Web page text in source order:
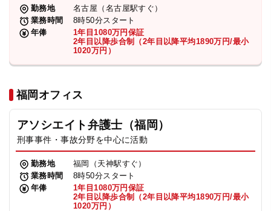
勤務地
名古屋（名古屋駅すぐ）
業務時間
8時50分スタート
年俸
1年目1080万円保証
2年目以降歩合制（2年目以降平均1890万円/最小
1020万円）
福岡オフィス
アソシエイト弁護士（福岡）
刑事事件・事故分野を中心に活動
勤務地
福岡（天神駅すぐ）
業務時間
8時50分スタート
年俸
1年目1080万円保証
2年目以降歩合制（2年目以降平均1890万円/最小
1020万円）